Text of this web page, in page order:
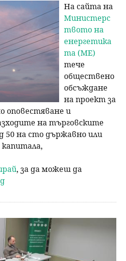
На сайта на
Министерс
твото на
енергетика
та (МЕ)
тече
обществено
обсъждане
на проект за
оповестяване и
на търговските
50 на сто държавно или
, за да можеш да